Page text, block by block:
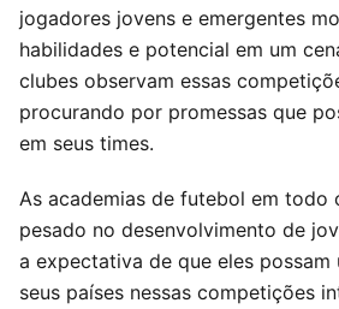
jogadores jovens e emergentes
habilidades e potencial em um
clubes observam essas
procurando por promessas que
em seus times.
As academias de futebol em todo
pesado no desenvolvimento de
a expectativa de que eles possam
seus países nessas competições